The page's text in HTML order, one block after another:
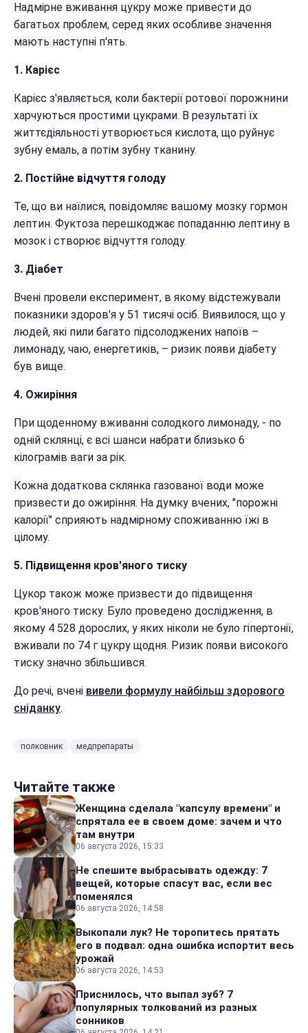
Надмірне вживання цукру може привести до
багатьох проблем, серед яких особливе значення
мають наступні п'ять.
1. Карієс
Карієс з'являється, коли бактерії ротової порожнини
харчуються простими цукрами. В результаті їх
життєдіяльності утворюється кислота, що руйнує
зубну емаль, а потім зубну тканину.
2. Постійне відчуття голоду
Те, що ви наїлися, повідомляє вашому мозку гормон
лептин. Фуктоза перешкоджає попаданню лептину в
мозок і створює відчуття голоду.
3. Діабет
Вчені провели експеримент, в якому відстежували
показники здоров'я у 51 тисячі осіб. Виявилося, що у
людей, які пили багато підсолоджених напоїв –
лимонаду, чаю, енергетиків, – ризик появи діабету
був вище.
4. Ожиріння
При щоденному вживанні солодкого лимонаду, - по
одній склянці, є всі шанси набрати близько 6
кілограмів ваги за рік.
Кожна додаткова склянка газованої води може
призвести до ожиріння. На думку вчених, "порожні
калорії" сприяють надмірному споживанню їжі в
цілому.
5. Підвищення кров'яного тиску
Цукор також може призвести до підвищення
кров'яного тиску. Було проведено дослідження, в
якому 4 528 дорослих, у яких ніколи не було гіпертонії,
вживали по 74 г цукру щодня. Ризик появи високого
тиску значно збільшився.
До речі, вчені вивели формулу найбільш здорового
сніданку.
полковник медпрепараты
Читайте также
Женщина сделала "капсулу времени" и
спрятала ее в своем доме: зачем и что
там внутри
06 августа 2026, 15:33
Не спешите выбрасывать одежду: 7
вещей, которые спасут вас, если вес
поменялся
06 августа 2026, 14:58
Выкопали лук? Не торопитесь прятать
его в подвал: одна ошибка испортит весь
урожай
06 августа 2026, 14:53
Приснилось, что выпал зуб? 7
популярных толкований из разных
сонников